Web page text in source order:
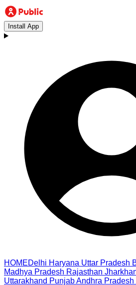
Install App
HOMEDelhi Haryana Uttar Pradesh
Madhya Pradesh Rajasthan
Uttarakhand PunjabAndhra Pradesh